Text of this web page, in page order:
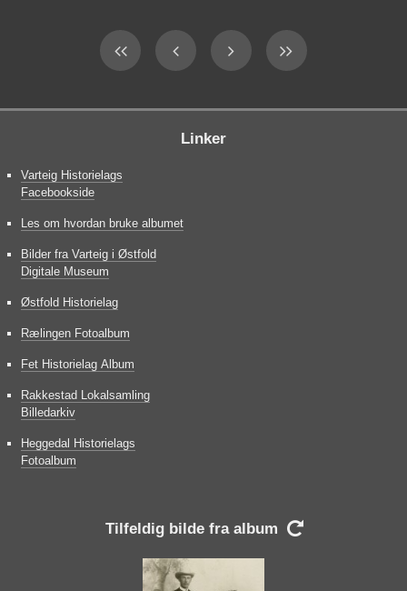
Linker
Varteig Historielags
Facebookside
Les om hvordan bruke albumet
Bilder fra Varteig i Østfold
Digitale Museum
Østfold Historielag
Rælingen Fotoalbum
Fet Historielag Album
Rakkestad Lokalsamling
Billedarkiv
Heggedal Historielags
Fotoalbum
Tilfeldig bilde fra album 